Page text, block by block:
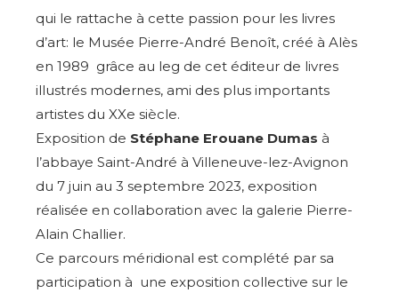
Statut / Organisation
J'accepte lestermes et conditions
* Champ obligatoire
Nom
Prénom
Statut / Organisation
J'accepte les
qui le rattache à cette passion pour les livres
d’art: le Musée Pierre-André Benoît, créé à Alès
en 1989 grâce au leg de cet éditeur de livres
illustrés modernes, ami des plus importants
artistes du XXe siècle.
Exposition de Stéphane Erouane Dumas à
l’abbaye Saint-André à Villeneuve-lez-Avignon
du 7 juin au 3 septembre 2023, exposition
réalisée en collaboration avec la galerie Pierre-
Alain Challier.
Ce parcours méridional est complété par sa
participation à une exposition collective sur le